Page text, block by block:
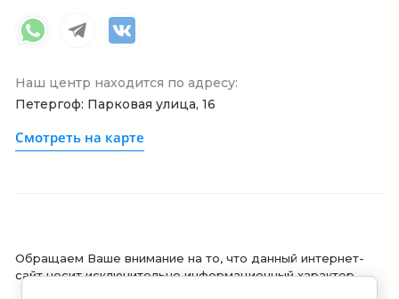
Наш центр находится по адресу:
Петергоф: Парковая улица, 16
Смотреть на карте
Обращаем Ваше внимание на то, что данный интернет-
сайт носит исключительно информационный характер